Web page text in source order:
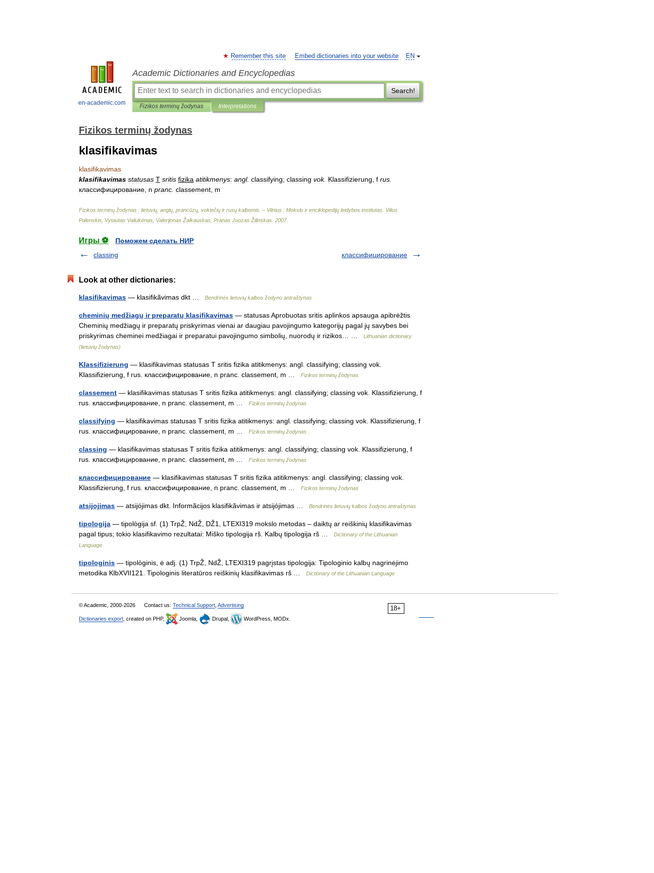
en-academic.com
EN
Remember this site Embed dictionaries into your website
Academic Dictionaries and Encyclopedias
Search!
Fizikos terminų žodynas Interpretations
Fizikos terminų žodynas
klasifikavimas
klasifikavimas
klasifikavimas statusas T sritis fizika atitikmenys: angl. classifying; classing vok. Klassifizierung f rus
классифицирование n pranc classement m
Fizikos terminų žodynas : lietuvių anglų prancūzų vokiečių ir rusų kalbomis . – Vilnius : Mokslo ir enciklopedijų leidybos institutas Vilius
Palenskis Vytautas Valiukėnas Valerijonas Žalkauskas Pranas Juozas Žilinskas 2007.
Игры ⚽
Поможем сделать НИР
classing
классифицирование
Look at other dictionaries:
klasifikavimas — klasifikãvimas dkt … Bendrinės lietuvių kalbos žodyno antraštynas
cheminių medžiagų ir preparatų klasifikavimas — statusas Aprobuotas sritis aplinkos apsauga apibrėžtis
Cheminių medžiagų ir preparatų priskyrimas vienai ar daugiau pavojingumo kategorijų pagal jų savybes bei
priskyrimas cheminei medžiagai ir preparatui pavojingumo simbolių, nuorodų ir rizikos… …
Lithuanian dictionary
(lietuvių žodynas)
Klassifizierung — klasifikavimas statusas T sritis fizika atitikmenys: angl. classifying; classing vok.
Klassifizierung, f rus. классифицирование, n pranc. classement, m …
Fizikos terminų žodynas
classement — klasifikavimas statusas T sritis fizika atitikmenys: angl. classifying; classing vok. Klassifizierung, f
rus. классифицирование, n pranc. classement, m …
Fizikos terminų žodynas
classifying — klasifikavimas statusas T sritis fizika atitikmenys: angl. classifying; classing vok. Klassifizierung, f
rus. классифицирование, n pranc. classement, m …
Fizikos terminų žodynas
classing — klasifikavimas statusas T sritis fizika atitikmenys: angl. classifying; classing vok. Klassifizierung, f
rus. классифицирование, n pranc. classement, m …
Fizikos terminų žodynas
классифицирование — klasifikavimas statusas T sritis fizika atitikmenys: angl. classifying; classing vok.
Klassifizierung, f rus. классифицирование, n pranc. classement, m …
Fizikos terminų žodynas
atsijojimas — atsijójimas dkt. Informãcijos klasifikãvimas ir atsijójimas … Bendrinės lietuvių kalbos žodyno antraštynas
tipologija — tipològija sf. (1) TrpŽ, NdŽ, DŽ1, LTEXI319 mokslo metodas – daiktų ar reiškinių klasifikavimas
pagal tipus; tokio klasifikavimo rezultatai: Miško tipologija rš. Kalbų tipologija rš …
Dictionary of the Lithuanian
Language
tipologinis — tipològinis, ė adj. (1) TrpŽ, NdŽ, LTEXI319 pagrįstas tipologija: Tipologinio kalbų nagrinėjimo
metodika KlbXVII121. Tipologinis literatūros reiškinių klasifikavimas rš …
Dictionary of the Lithuanian Language
18+
© Academic, 2000-2026 Contact us: Technical Support Advertising
Dictionaries export , created on PHP, Joomla, Drupal, WordPress, MODx.